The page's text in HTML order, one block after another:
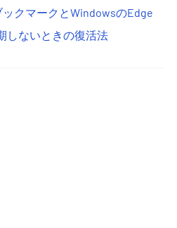
クマークとWindowsのEdge
しないときの復活法